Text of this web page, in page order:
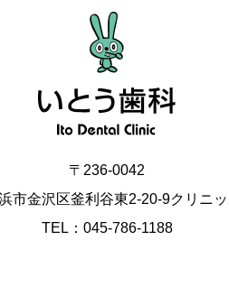
〒236-0042
市金沢区釜利谷東2-20-9クリニ
TEL：045-786-1188